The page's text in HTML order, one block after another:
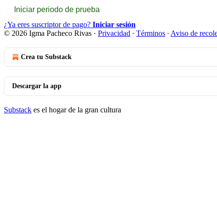
Iniciar periodo de prueba
¿Ya eres suscriptor de pago? Iniciar sesión
© 2026 Igma Pacheco Rivas · Privacidad ∙ Términos ∙ Aviso de
Crea tu Substack
Descargar la app
Substack es el hogar de la gran cultura